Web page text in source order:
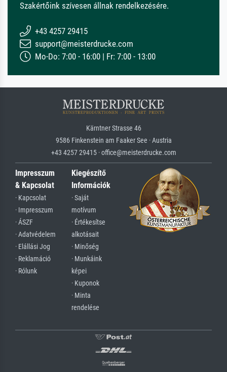
Szakértőink szívesen állnak rendelkezésére.
+43 4257 29415
support@meisterdrucke.com
Mo-Do: 7:00 - 16:00 | Fr: 7:00 - 13:00
Kärntner Strasse 46
9586 Finkenstein am Faaker See · Austria
+43 4257 29415 · office@meisterdrucke.com
Impresszum
& Kapcsolat
· Kapcsolat
· Impresszum
· ÁSZF
· Adatvédelem
· Elállási Jog
· Reklamáció
· Rólunk
Kiegészítő
Információk
· Saját
motívum
· Értékesítse
alkotásait
· Minőség
· Munkáink
képei
· Kuponok
· Minta
rendelése